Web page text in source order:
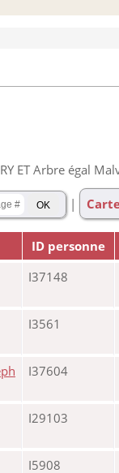
ET Arbre égal
|
ID personne
I37148
I3561
I37604
I29103
I5908